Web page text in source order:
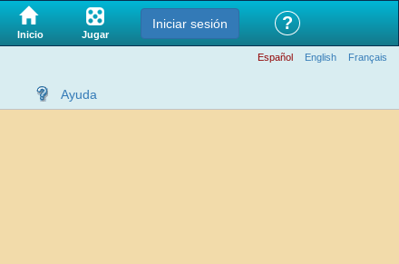
Inicio Jugar
Iniciar sesión ?
Español English Français
Ayuda